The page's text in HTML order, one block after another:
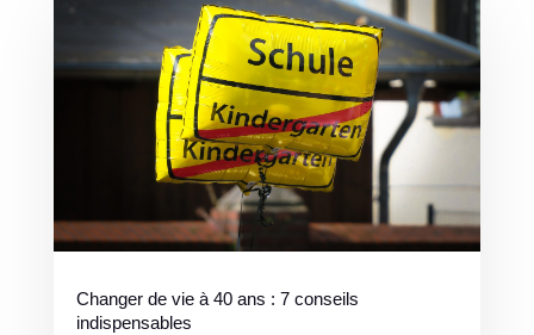
Changer de vie à 40 ans : 7 conseils
indispensables